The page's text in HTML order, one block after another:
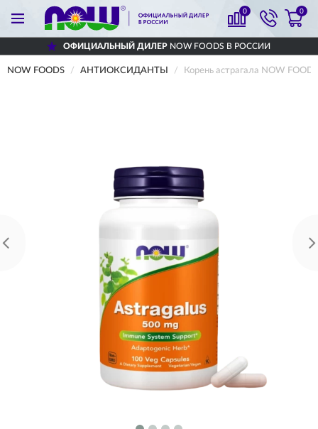
0 0
ОФИЦИАЛЬНЫЙ ДИЛЕРNOW FOODS В РОССИИ
NOW FOODS АНТИОКСИДАНТЫ Корень астрагала NOW